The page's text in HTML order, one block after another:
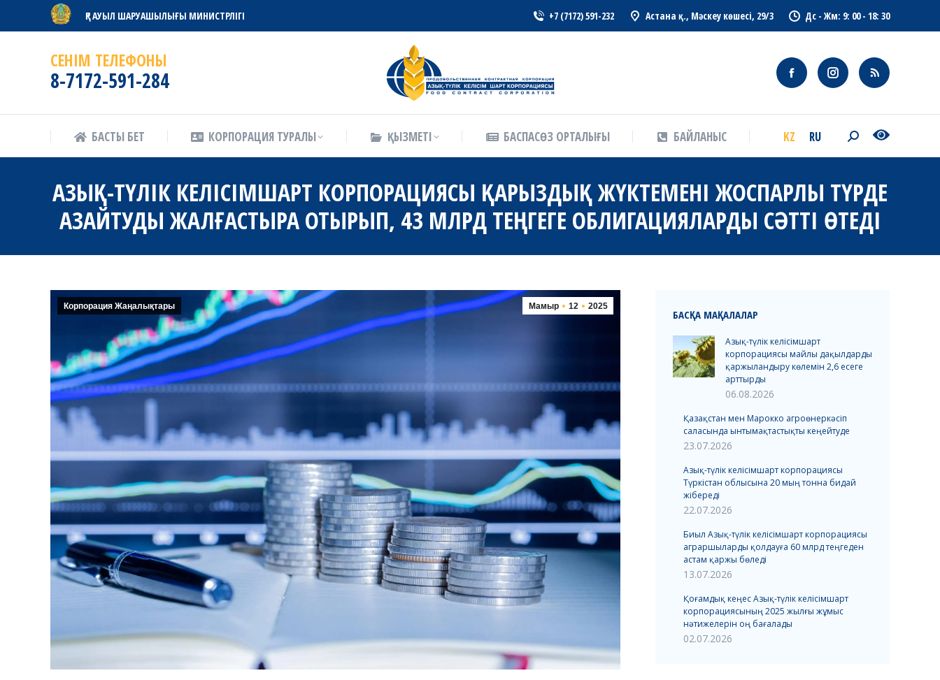
ҚР АУЫЛ ШАРУАШЫЛЫҒЫ МИНИСТРЛІГІ +7 (7172) 591-232 Астана қ., Мәскеу көшесі, 29/3 Дс - Жм: 9: 00 - 18: 30
СЕНІМ ТЕЛЕФОНЫ
8-7172-591-284
БАСТЫ БЕТ КОРПОРАЦИЯ ТУРАЛЫ ҚЫЗМЕТІ БАСПАСӨЗ ОРТАЛЫҒЫ БАЙЛАНЫС KZ RU Search:
АЗЫҚ-ТҮЛІК КЕЛІСІМШАРТ КОРПОРАЦИЯСЫ ҚАРЫЗДЫҚ ЖҮКТЕМЕНІ ЖОСПАРЛЫ ТҮРДЕ
АЗАЙТУДЫ ЖАЛҒАСТЫРА ОТЫРЫП, 43 МЛРД ТЕҢГЕГЕ ОБЛИГАЦИЯЛАРДЫ СӘТТІ ӨТЕДІ
Мамыр 12 2025
Корпорация Жаңалықтары
БАСҚА МАҚАЛАЛАР
Азық-түлік келісімшарт
корпорациясы майлы дақылдарды
қаржыландыру көлемін 2,6 есеге
арттырды
06.08.2026
Қазақстан мен Марокко агроөнеркәсіп
саласында ынтымақтастықты кеңейтуде
23.07.2026
Азық-түлік келісімшарт корпорациясы
Түркістан облысына 20 мың тонна бидай
жібереді
22.07.2026
Биыл Азық-түлік келісімшарт корпорациясы
аграршыларды қолдауға 60 млрд теңгеден
астам қаржы бөледі
13.07.2026
Қоғамдық кеңес Азық-түлік келісімшарт
корпорациясының 2025 жылғы жұмыс
нәтижелерін оң бағалады
02.07.2026
БАСТЫ БЕТ КОРПОРАЦИЯ ТУРАЛЫ БАСПАСӨЗ ОРТАЛЫҒЫ БАЙЛАНЫС KZ RU Search: